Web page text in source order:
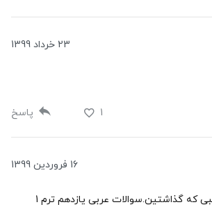
23 خرداد 1399
1 پاسخ
16 فروردین 1399
با سلام.ممنون از مطالبی که گذاشتین.سوالات عربی یازدهم ترم 1